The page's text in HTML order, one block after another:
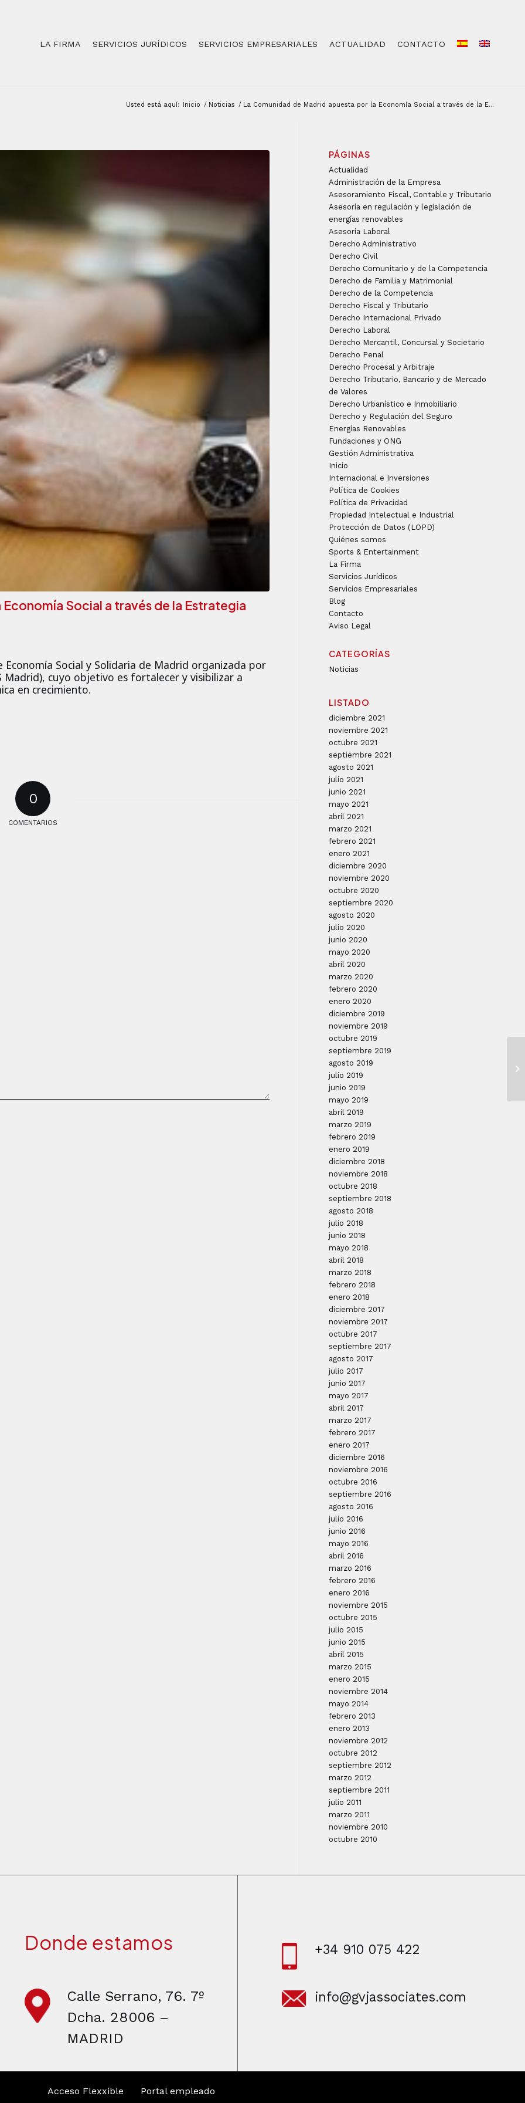
LA FIRMA SERVICIOS JURÍDICOS SERVICIOS EMPRESARIALES ACTUALIDAD CONTACTO
Usted está aquí: Inicio / Noticias / La Comunidad de Madrid apuesta por la Economía Social a través de la E...
Social a través de la Estrategia
Social y Solidaria de Madrid organizada por
Madrid), cuyo objetivo es fortalecer y visibilizar a
en crecimiento.
0
COMENTARIOS
PÁGINAS
Actualidad
Administración de la Empresa
Asesoramiento Fiscal, Contable y Tributario
Asesoría en regulación y legislación de
energías renovables
Asesoría Laboral
Derecho Administrativo
Derecho Civil
Derecho Comunitario y de la Competencia
Derecho de Familia y Matrimonial
Derecho de la Competencia
Derecho Fiscal y Tributario
Derecho Internacional Privado
Derecho Laboral
Derecho Mercantil, Concursal y Societario
Derecho Penal
Derecho Procesal y Arbitraje
Derecho Tributario, Bancario y de Mercado
de Valores
Derecho Urbanístico e Inmobiliario
Derecho y Regulación del Seguro
Energías Renovables
Fundaciones y ONG
Gestión Administrativa
Inicio
Internacional e Inversiones
Política de Cookies
Política de Privacidad
Propiedad Intelectual e Industrial
Protección de Datos (LOPD)
Quiénes somos
Sports & Entertainment
La Firma
Servicios Jurídicos
Servicios Empresariales
Blog
Contacto
Aviso Legal
CATEGORÍAS
Noticias
LISTADO
diciembre 2021
noviembre 2021
octubre 2021
septiembre 2021
agosto 2021
julio 2021
junio 2021
mayo 2021
abril 2021
marzo 2021
febrero 2021
enero 2021
diciembre 2020
noviembre 2020
octubre 2020
septiembre 2020
agosto 2020
julio 2020
junio 2020
mayo 2020
abril 2020
marzo 2020
febrero 2020
enero 2020
diciembre 2019
noviembre 2019
octubre 2019
septiembre 2019
agosto 2019
julio 2019
junio 2019
mayo 2019
abril 2019
marzo 2019
febrero 2019
enero 2019
diciembre 2018
noviembre 2018
octubre 2018
septiembre 2018
agosto 2018
julio 2018
junio 2018
mayo 2018
abril 2018
marzo 2018
febrero 2018
enero 2018
diciembre 2017
noviembre 2017
octubre 2017
septiembre 2017
agosto 2017
julio 2017
junio 2017
mayo 2017
abril 2017
marzo 2017
febrero 2017
enero 2017
diciembre 2016
noviembre 2016
octubre 2016
septiembre 2016
agosto 2016
julio 2016
junio 2016
mayo 2016
abril 2016
marzo 2016
febrero 2016
enero 2016
noviembre 2015
octubre 2015
julio 2015
junio 2015
abril 2015
marzo 2015
enero 2015
noviembre 2014
mayo 2014
febrero 2013
enero 2013
noviembre 2012
octubre 2012
septiembre 2012
marzo 2012
septiembre 2011
julio 2011
marzo 2011
noviembre 2010
octubre 2010
Donde estamos
Calle Serrano, 76. 7º
Dcha. 28006 –
MADRID
+34 910 075 422
info@gvjassociates.com
Acceso Flexxible Portal empleado